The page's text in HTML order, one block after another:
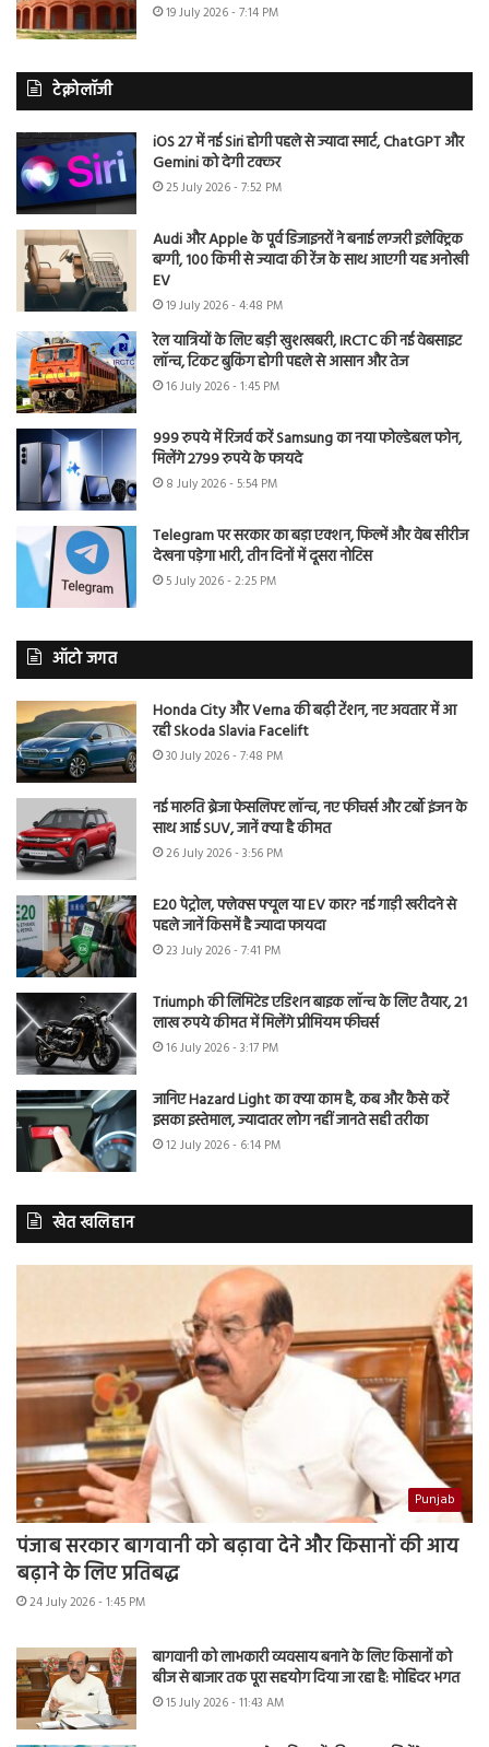
19 July 2026 - 7:14 PM
टेक्नोलॉजी
iOS 27 में नई Siri होगी पहले से ज्यादा स्मार्ट, ChatGPT और
Gemini को देगी टक्कर
25 July 2026 - 7:52 PM
Audi और Apple के पूर्व डिजाइनरों ने बनाई लग्जरी इलेक्ट्रिक
बग्गी, 100 किमी से ज्यादा की रेंज के साथ आएगी यह अनोखी
EV
19 July 2026 - 4:48 PM
रेल यात्रियों के लिए बड़ी खुशखबरी, IRCTC की नई वेबसाइट
लॉन्च, टिकट बुकिंग होगी पहले से आसान और तेज
16 July 2026 - 1:45 PM
999 रुपये में रिजर्व करें Samsung का नया फोल्डेबल फोन,
मिलेंगे 2799 रुपये के फायदे
8 July 2026 - 5:54 PM
Telegram पर सरकार का बड़ा एक्शन, फिल्में और वेब सीरीज
देखना पड़ेगा भारी, तीन दिनों में दूसरा नोटिस
5 July 2026 - 2:25 PM
ऑटो जगत
Honda City और Verna की बढ़ी टेंशन, नए अवतार में आ
रही Skoda Slavia Facelift
30 July 2026 - 7:48 PM
नई मारुति ब्रेजा फेसलिफ्ट लॉन्च, नए फीचर्स और टर्बो इंजन के
साथ आई SUV, जानें क्या है कीमत
26 July 2026 - 3:56 PM
E20 पेट्रोल, फ्लेक्स फ्यूल या EV कार? नई गाड़ी खरीदने से
पहले जानें किसमें है ज्यादा फायदा
23 July 2026 - 7:41 PM
Triumph की लिमिटेड एडिशन बाइक लॉन्च के लिए तैयार, 21
लाख रुपये कीमत में मिलेंगे प्रीमियम फीचर्स
16 July 2026 - 3:17 PM
जानिए Hazard Light का क्या काम है, कब और कैसे करें
इसका इस्तेमाल, ज्यादातर लोग नहीं जानते सही तरीका
12 July 2026 - 6:14 PM
खेत खलिहान
Punjab
पंजाब सरकार बागवानी को बढ़ावा देने और किसानों की आय
बढ़ाने के लिए प्रतिबद्ध
24 July 2026 - 1:45 PM
बागवानी को लाभकारी व्यवसाय बनाने के लिए किसानों को
बीज से बाजार तक पूरा सहयोग दिया जा रहा है: मोहिंदर भगत
15 July 2026 - 11:43 AM